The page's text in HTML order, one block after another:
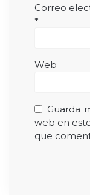
Correo
*
Web
Guarda
web en
que